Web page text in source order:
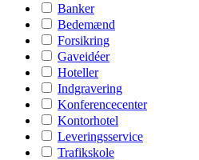
Banker
Bedemænd
Forsikring
Gaveidéer
Hoteller
Indgravering
Konferencecenter
Kontorhotel
Leveringsservice
Trafikskole